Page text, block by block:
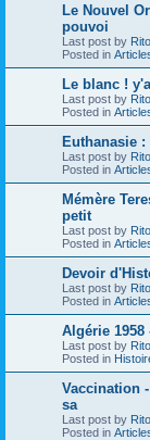
Le Nouvel
pouvoi
Last post by
Posted in
Le blanc !
Last post by
Posted in
Euthanasie
Last post by
Posted in
Mémère
petit
Last post by
Posted in
Devoir
Last post by
Posted in
Algérie
Last post by
Posted in
Vaccination
sa
Last post by
Posted in